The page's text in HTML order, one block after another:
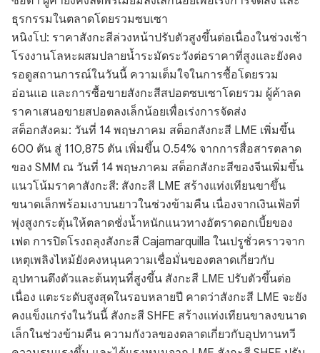
ธุรกรรมในตลาดโดยรวมซบเซา
หนิงโป: ราคาสังกะสีล่วงหน้าปรับตัวสูงขึ้นต่อเนื่องในช่วงเช้า
โรงงานโลหะผสมปลายน้ำระมัดระวังต่อราคาที่สูงและยังคง
รอดูสถานการณ์ในวันนี้ ความเต็มใจในการซื้อโดยรวม
อ่อนแอ และการซื้อขายสังกะสีสปอตซบเซาโดยรวม ผู้ค้าลด
ราคาเสนอขายสปอตลงเล็กน้อยเพื่อเร่งการจัดส่ง
สต็อกสังคม: วันที่ 14 พฤษภาคม สต็อกสังกะสี LME เพิ่มขึ้น
600 ตัน สู่ 110,875 ตัน เพิ่มขึ้น 0.54% จากการสื่อสารตลาด
ของ SMM ณ วันที่ 14 พฤษภาคม สต็อกสังกะสีของจีนเพิ่มขึ้น
แนวโน้มราคาสังกะสี: สังกะสี LME สร้างแท่งเทียนขาขึ้น
ขนาดเล็กพร้อมเงาบนยาวในช่วงข้ามคืน เนื่องจากเงินเฟ้อที่
พุ่งสูงกระตุ้นให้ตลาดชั่งน้ำหนักแนวทางอัตราดอกเบี้ยของ
เฟด การปิดโรงถลุงสังกะสี Cajamarquilla ในเปรูชั่วคราวจาก
เหตุเพลิงไหม้ยังคงหนุนความเชื่อมั่นของตลาดเกี่ยวกับ
อุปทานตึงตัวและต้นทุนที่สูงขึ้น สังกะสี LME ปรับตัวขึ้นต่อ
เนื่อง แตะระดับสูงสุดในรอบหลายปี คาดว่าสังกะสี LME จะยัง
คงแข็งแกร่งในวันนี้ สังกะสี SHFE สร้างแท่งเทียนขาลงขนาด
เล็กในช่วงข้ามคืน ความกังวลของตลาดเกี่ยวกับอุปทานทวี